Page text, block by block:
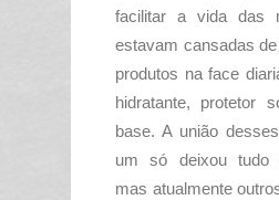
facilitar a vida das
estavam cansadas
produtos na face
hidratante, protetor
base. A união
um só deixou tudo
mas atualmente